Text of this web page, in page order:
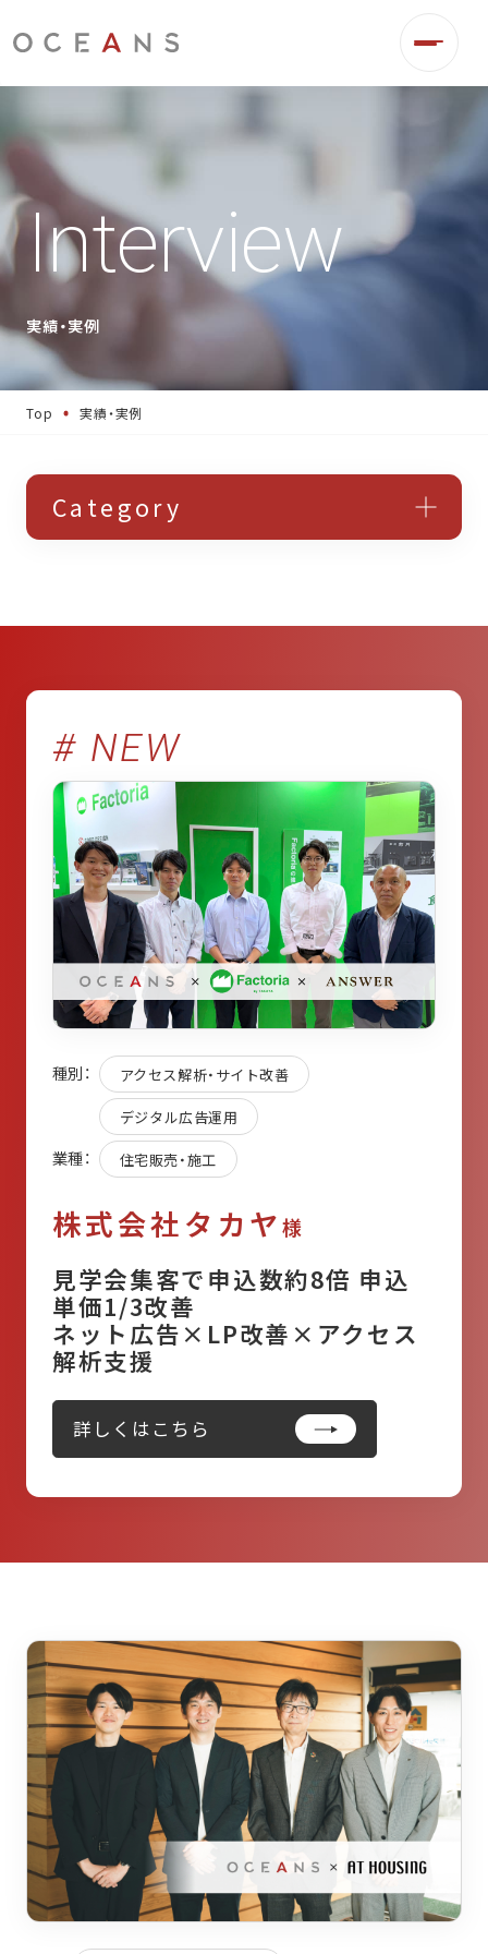
アクセス解析・サイト改善
ウェブサイト・LP制作
Interview
実績・実例
Top 実績・実例
Category
# NEW
種別： アクセス解析・サイト改善
デジタル広告運用
業種： 住宅販売・施工
株式会社タカヤ様
見学会集客で申込数約8倍 申込
単価1/3改善
ネット広告×LP改善×アクセス
解析支援
詳しくはこちら